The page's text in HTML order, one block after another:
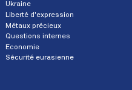
Ukraine
Liberté d'expression
Métaux précieux
Questions internes
Economie
Sécurité eurasienne